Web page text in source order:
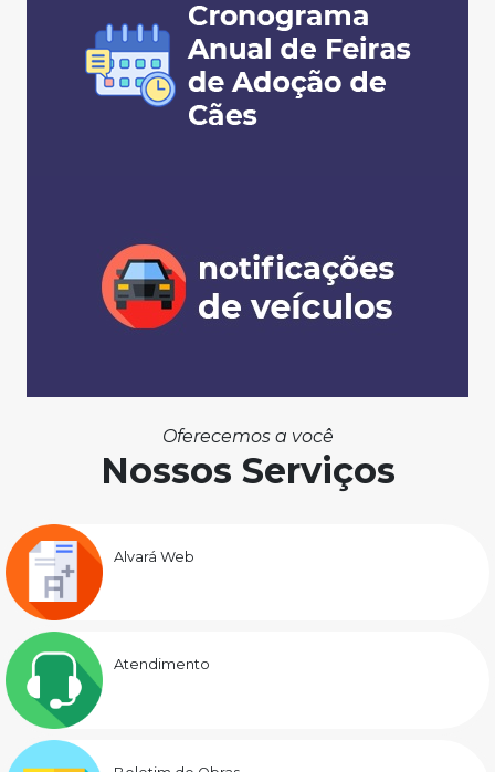
Oferecemos a você
Nossos Serviços
Alvará Web
Atendimento